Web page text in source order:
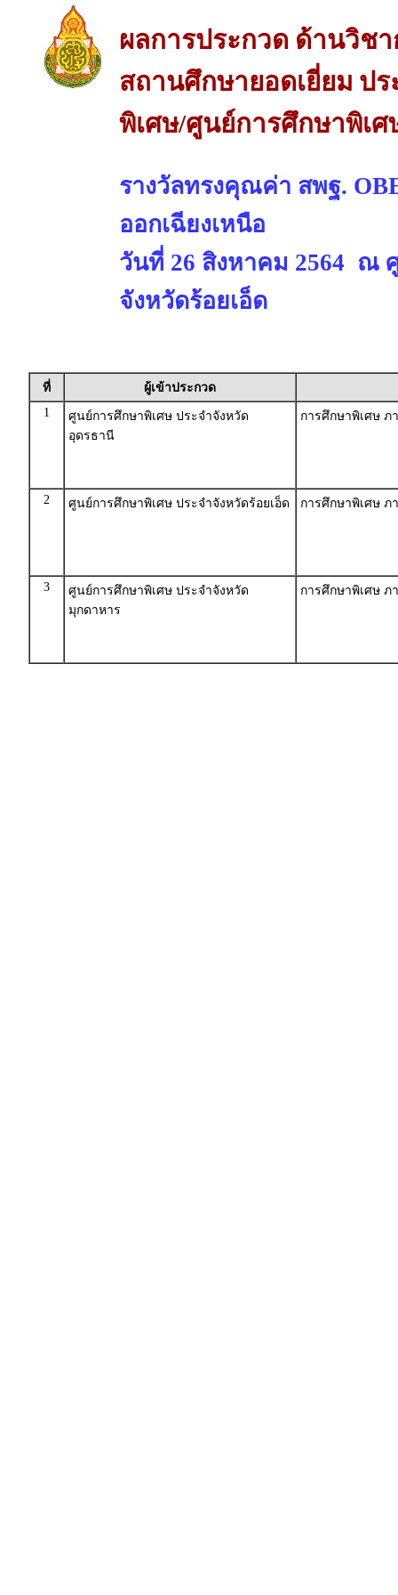
ผลการประกวด ด้านวิชา
สถานศึกษายอดเยี่ยม ปร
พิเศษ/ศูนย์การศึกษาพิเ
รางวัลทรงคุณค่า สพฐ.
ออกเฉียงเหนือ
วันที่ 26 สิงหาคม 2564 ณ
จังหวัดร้อยเอ็ด
ที่
ผู้เข้าประกวด
1
ศูนย์การศึกษาพิเศษ ประจำจังหวัด
อุดรธานี
การศึกษาพิเศษ ภ
2 ศูนย์การศึกษาพิเศษ ประจำจังหวัดร้อยเอ็ด การศึกษาพิเศษ ภ
3
ศูนย์การศึกษาพิเศษ ประจำจังหวัด
มุกดาหาร
การศึกษาพิเศษ ภ